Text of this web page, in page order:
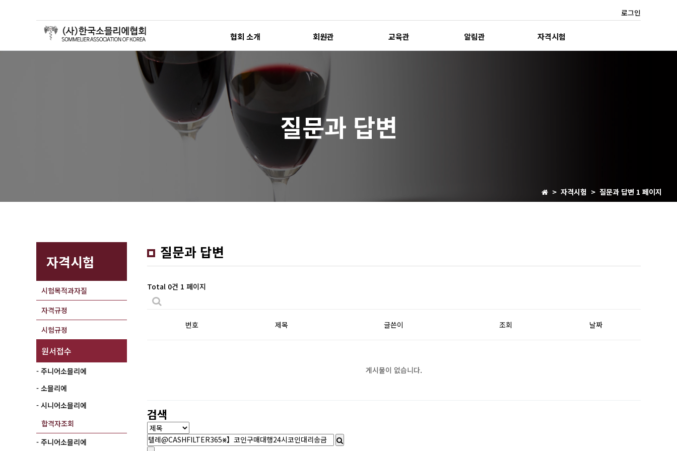
협회 소개 회원관 교육관 알림관 자격시험
로그인
질문과 답변
> 자격시험 > 질문과 답변 1 페이지
자격시험
시험목적과자질
자격규정
시험규정
원서접수
- 주니어소믈리에
- 소믈리에
- 시니어소믈리에
합격자조회
- 주니어소믈리에
질문과 답변
Total 0건 1 페이지
번호 제목 글쓴이 조회 날짜
게시물이 없습니다.
검색